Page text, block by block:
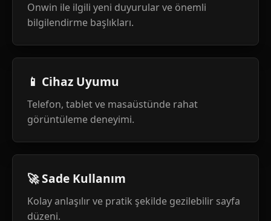
Onwin ile ilgili yeni duyurular ve önemli
bilgilendirme başlıkları.
📱 Cihaz Uyumu
Telefon, tablet ve masaüstünde rahat
görüntüleme deneyimi.
🚀 Sade Kullanım
Kolay anlaşılır ve pratik şekilde gezilebilir sayfa
düzeni.